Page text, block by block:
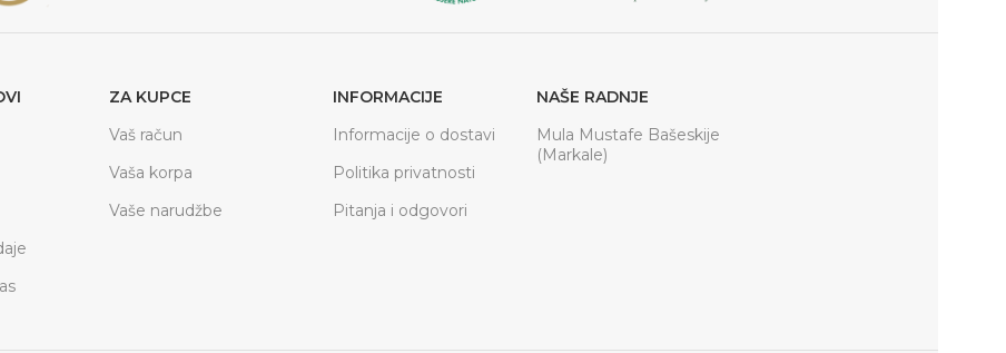
ZA KUPCE
Vaš račun
Vaša korpa
Vaše narudžbe
INFORMACIJE
Informacije o dostavi
Politika privatnosti
Pitanja i odgovori
NAŠE RADNJE
Mula Mustafe Bašeskije
(Markale)